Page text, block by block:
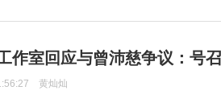
作室回应与曾沛慈争议：号
黄灿灿